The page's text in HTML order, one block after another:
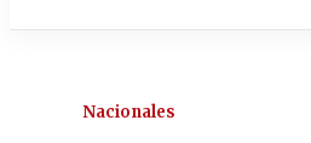
Nacionales